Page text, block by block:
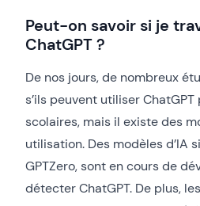
Peut-on savoir si je
ChatGPT ?
De nos jours, de nombreux
s’ils peuvent utiliser
scolaires, mais il existe des
utilisation. Des modèles d’IA
GPTZero, sont en cours de
détecter ChatGPT. De plus,